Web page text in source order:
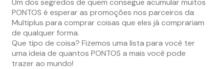
PONTOS é esperar as promoções nos parceiros da
Multiplus para comprar coisas que eles já comprariam
de qualquer forma.
Que tipo de coisa? Fizemos uma lista para você ter
uma ideia de quantos PONTOS a mais você pode
trazer ao mundo!